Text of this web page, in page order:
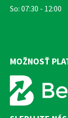
So: 07:30 - 12:00
MOŽNOSŤ